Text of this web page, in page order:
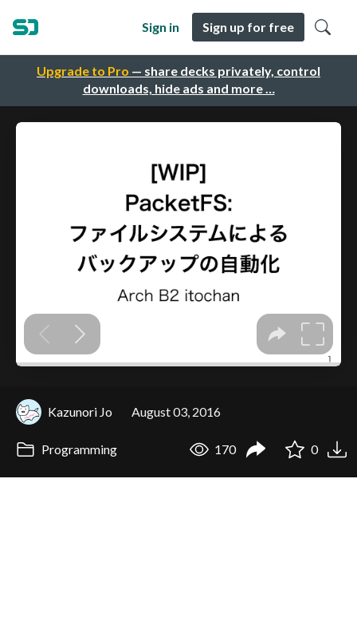
Upgrade to Pro — share decks privately, control
downloads, hide ads and more …
Sign in Sign up for free
Kazunori Jo August 03, 2016
Programming 170 0